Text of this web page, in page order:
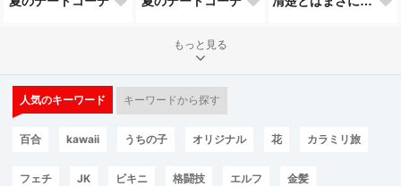
もっと見る
人気のキーワード キーワードから探す
百合 kawaii うちの子 オリジナル 花 カラミリ旅
フェチ JK ビキニ 格闘技 エルフ 金髪